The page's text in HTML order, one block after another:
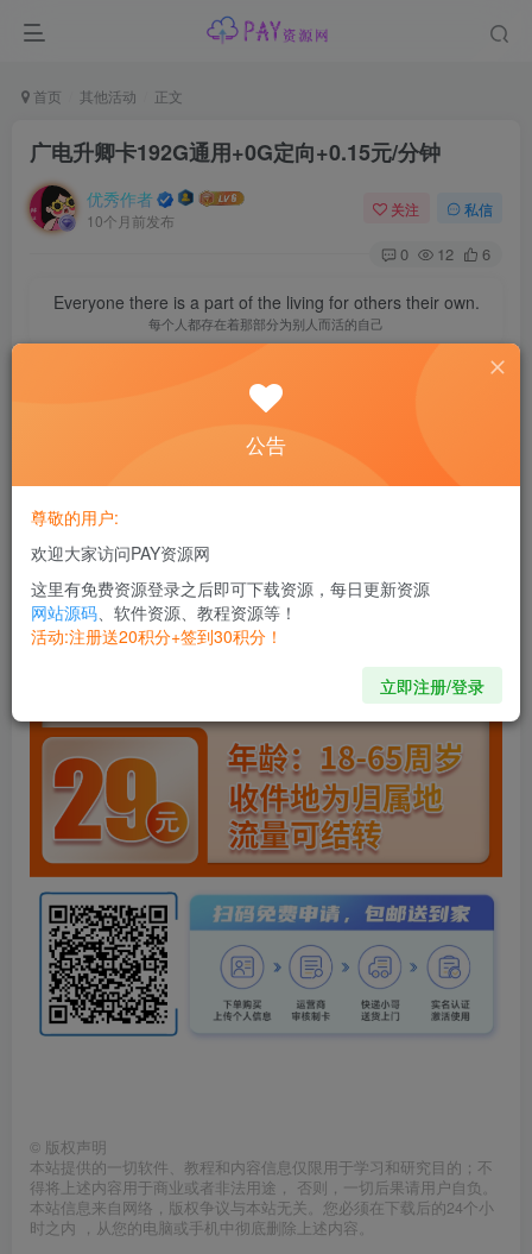
首页 其他活动 正文
广电升卿卡192G通用+0G定向+0.15元/分钟
优秀作者
10个月前发布
关注 私信
0 12 6
Everyone there is a part of the living for others their own.
每个人都存在着那部分为别人而活的自己
广电升卿卡192G通用+0G定向+0.15元/分钟
© 版权声明
本站提供的一切软件、教程和内容信息仅限用于学习和研究目的；不
得将上述内容用于商业或者非法用途， 否则，一切后果请用户自负。
本站信息来自网络，版权争议与本站无关。您必须在下载后的24个小
时之内 ，从您的电脑或手机中彻底删除上述内容。
公告
尊敬的用户:
欢迎大家访问PAY资源网
这里有免费资源登录之后即可下载资源，每日更新资源
网站源码、软件资源、教程资源等！
活动:注册送20积分+签到30积分！
立即注册/登录